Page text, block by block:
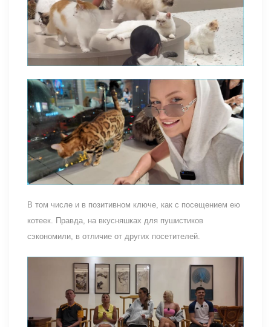
В том числе и в позитивном ключе, как с посещением ею
котеек. Правда, на вкусняшках для пушистиков
сэкономили, в отличие от других посетителей.